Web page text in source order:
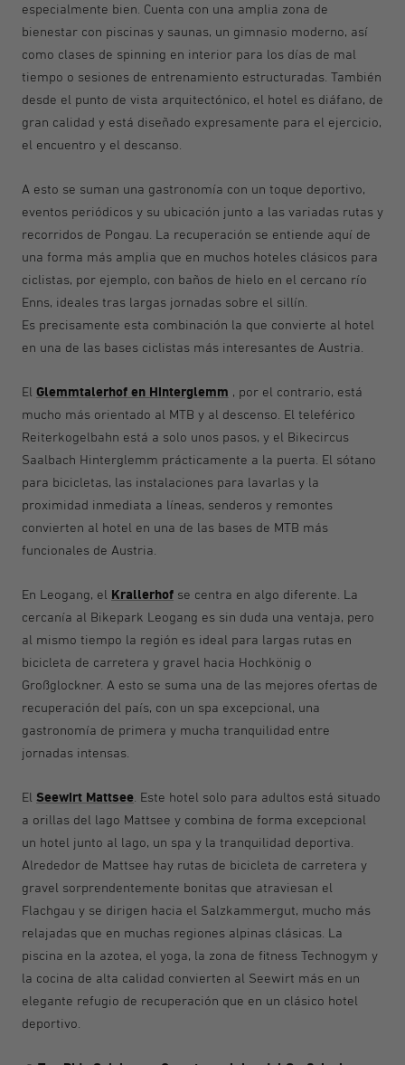
especialmente bien. Cuenta con una amplia zona de
bienestar con piscinas y saunas, un gimnasio moderno, así
como clases de spinning en interior para los días de mal
tiempo o sesiones de entrenamiento estructuradas. También
desde el punto de vista arquitectónico, el hotel es diáfano, de
gran calidad y está diseñado expresamente para el ejercicio,
el encuentro y el descanso.
A esto se suman una gastronomía con un toque deportivo,
eventos periódicos y su ubicación junto a las variadas rutas y
recorridos de Pongau. La recuperación se entiende aquí de
una forma más amplia que en muchos hoteles clásicos para
ciclistas, por ejemplo, con baños de hielo en el cercano río
Enns, ideales tras largas jornadas sobre el sillín.
Es precisamente esta combinación la que convierte al hotel
en una de las bases ciclistas más interesantes de Austria.
El Glemmtalerhof en Hinterglemm , por el contrario, está
mucho más orientado al MTB y al descenso. El teleférico
Reiterkogelbahn está a solo unos pasos, y el Bikecircus
Saalbach Hinterglemm prácticamente a la puerta. El sótano
para bicicletas, las instalaciones para lavarlas y la
proximidad inmediata a líneas, senderos y remontes
convierten al hotel en una de las bases de MTB más
funcionales de Austria.
En Leogang, el Krallerhof se centra en algo diferente. La
cercanía al Bikepark Leogang es sin duda una ventaja, pero
al mismo tiempo la región es ideal para largas rutas en
bicicleta de carretera y gravel hacia Hochkönig o
Großglockner. A esto se suma una de las mejores ofertas de
recuperación del país, con un spa excepcional, una
gastronomía de primera y mucha tranquilidad entre
jornadas intensas.
El Seewirt Mattsee . Este hotel solo para adultos está situado
a orillas del lago Mattsee y combina de forma excepcional
un hotel junto al lago, un spa y la tranquilidad deportiva.
Alrededor de Mattsee hay rutas de bicicleta de carretera y
gravel sorprendentemente bonitas que atraviesan el
Flachgau y se dirigen hacia el Salzkammergut, mucho más
relajadas que en muchas regiones alpinas clásicas. La
piscina en la azotea, el yoga, la zona de fitness Technogym y
la cocina de alta calidad convierten al Seewirt más en un
elegante refugio de recuperación que en un clásico hotel
deportivo.